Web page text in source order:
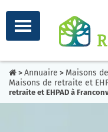
> Annuaire > Maisons
Maisons de retraite et
retraite et EHPAD à